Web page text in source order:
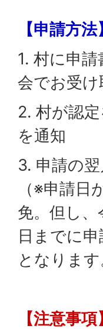
【申請方法】
1. 村に申
会でお受け
2. 村が認
を通知
3. 申請の
（※申請
免。但し
日までに
となります
【注意事項】